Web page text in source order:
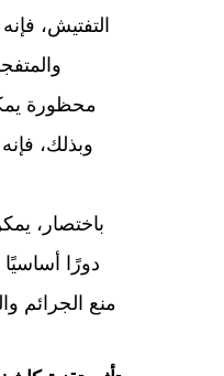
التفتيش،
محظورة
وبذلك،
باختصار،
دورًا
منع الجرائم